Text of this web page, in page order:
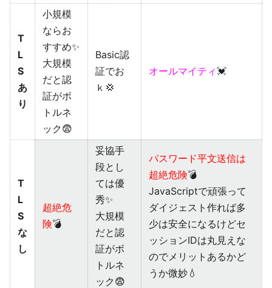
T
L
S
あ
り
小規模
ならお
すすめ✨
大規模
だと認
証がボ
トルネ
ック😨
Basic認
証でお
ｋ💢
オールマイティ💓
T
L
S
な
し
超絶危
険💣
妥協手
段とし
ては優
秀✨
大規模
だと認
証がボ
トルネ
ック😨
パスワード平文送信は
超絶危険💣
JavaScriptで頑張って
ダイジェスト作れば多
少は安全になるけどセ
ッションIDは丸見えな
のでメリットあるかど
うか微妙💧